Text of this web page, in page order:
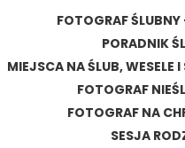
FOTOGRAF ŚLUBNY
PORADNIK
MIEJSCA NA ŚLUB, WESELE I
FOTOGRAF
FOTOGRAF NA
SESJA